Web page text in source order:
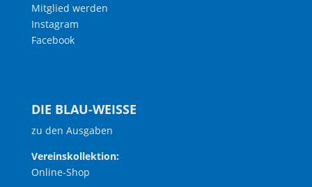
Mitglied werden
Instagram
Facebook
DIE BLAU-WEISSE
zu den Ausgaben
Vereinskollektion:
Online-Shop